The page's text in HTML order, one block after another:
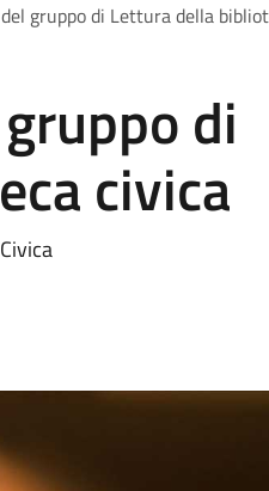
gruppo di Lettura della
di
civica